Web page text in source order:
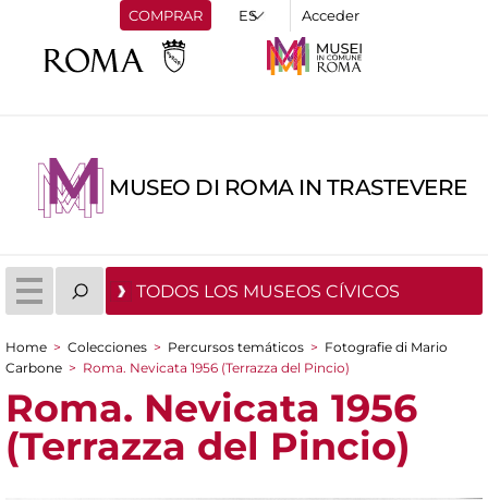
COMPRAR Acceder
MUSEO DI ROMA IN TRASTEVERE
TODOS LOS MUSEOS CÍVICOS
You are here
Home > Colecciones > Percursos temáticos > Fotografie di Mario
Carbone > Roma. Nevicata 1956 (Terrazza del Pincio)
Roma. Nevicata 1956
(Terrazza del Pincio)